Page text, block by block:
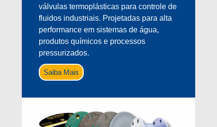
válvulas termoplásticas para controle de
fluidos industriais. Projetadas para alta
performance em sistemas de água,
produtos químicos e processos
pressurizados.
Saiba Mais